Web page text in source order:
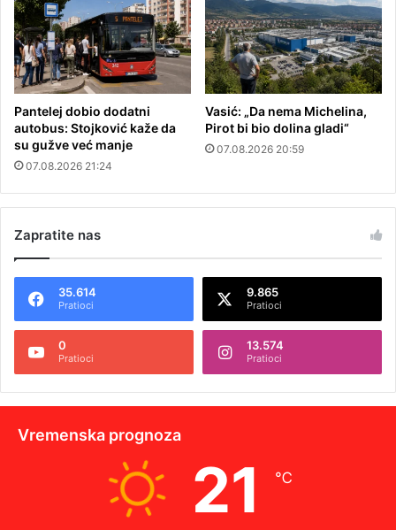
Pantelej dobio dodatni
autobus: Stojković kaže da
su gužve već manje
07.08.2026 21:24
Vasić: „Da nema Michelina,
Pirot bi bio dolina gladi“
07.08.2026 20:59
Zapratite nas
35.614
Pratioci
9.865
Pratioci
0
Pratioci
13.574
Pratioci
Vremenska prognoza
21 ℃